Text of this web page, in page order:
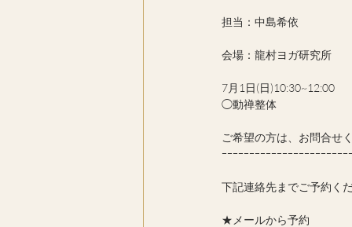
担当：中島希依
会場：龍村ヨガ研究所
7月1日(日)10:30~12:00
◯動禅整体
ご希望の方は、お問合せく
ｰｰｰｰｰｰｰｰｰｰｰｰｰｰｰｰｰｰｰｰｰｰｰ
下記連絡先までご予約くだ
★メールから予約